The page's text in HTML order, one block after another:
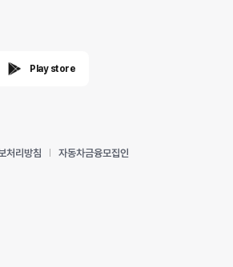
Play store
처리방침 자동차금융모집인